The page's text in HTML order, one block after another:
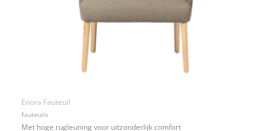
Enora Fauteuil
Fauteuils
Met hoge rugleuning voor uitzonderlijk comfort